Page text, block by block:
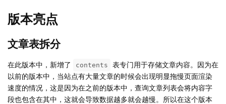
版本亮点
文章表拆分
在此版本中，新增了 contents
表专门用于存储文章内容。因为在
以前的版本中，当站点有大量文章的时候会出现明显拖慢页面渲染
速度的情况，这是因为在之前的版本中，查询文章列表会将内容字
段也包含在其中，这就会导致数据越多就会越慢。所以在这个版本